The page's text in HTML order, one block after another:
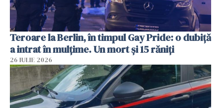
Teroare la Berlin, în timpul Gay Pride: o dubiță
a intrat în mulțime. Un mort și 15 răniți
26 IULIE 2026